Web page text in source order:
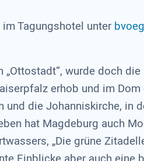
Tagungshotel unter
wurde doch
erhob und im
und die Johanniskirche, in
hat Magdeburg auch
„Die grüne